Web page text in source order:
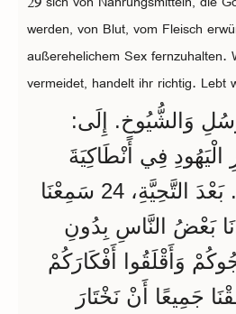
werden, von Blut, vom Fleisch
außerehelichem Sex fernzuhalten.
vermeidet, handelt ihr richtig. Lebt
وَالشُّيُوخِ. إِلَى:
الْيَهُودِ فِي أَنْطَاكِيَةَ
وَسُورْيَا وَكِيلِيكِيَّةَ. بَعْدَ التَّحِيَّةِ، 24 سَمِعْنَا
بَعْضُ النَّاسِ بِدُونِ
وَأَقْلَقُوا أَفْكَارَكُمْ
25 فَاتَّفَقْنَا جَمِيعًا أَنْ نَخْتَارَ